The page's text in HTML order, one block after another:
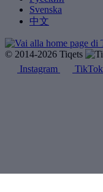
Svenska
中文
© 2014-2026 Tiqets
Instagram
TikTok